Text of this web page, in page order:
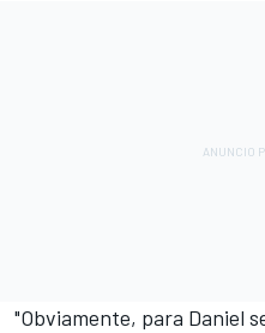
"Obviamente, para Daniel